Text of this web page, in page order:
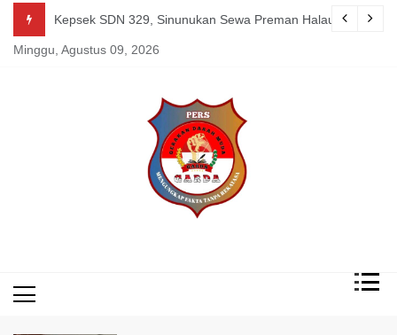
content
Tetap Berkarya dan Mandiri Agustus 07, 2026
Kepsek SDN 329, Sinunukan Sewa Preman Halau LSM
Minggu, Agustus 09, 2026